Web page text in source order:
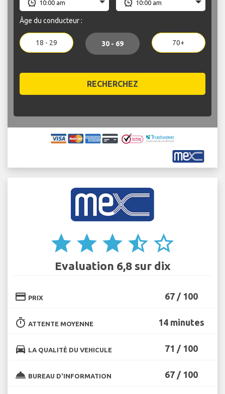
Âge du conducteur :
18 - 29 30 - 69 70+
RECHERCHEZ
star star star star_half star_border
Evaluation 6,8 sur dix
credit_card PRIX 67 / 100
timer ATTENTE MOYENNE 14 minutes
directions_car LA QUALITÉ DU VEHICULE 71 / 100
room_service BUREAU D'INFORMATION 67 / 100